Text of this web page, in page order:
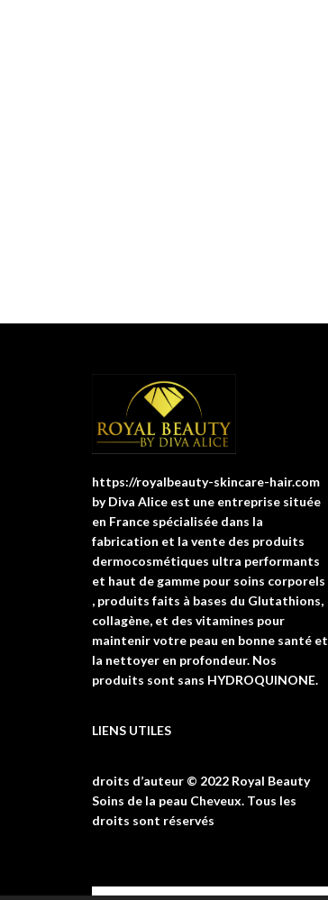
https://royalbeauty-skincare-hair.com
by Diva Alice est une entreprise située
en France spécialisée dans la
fabrication et la vente des produits
dermocosmétiques ultra performants
et haut de gamme pour soins corporels
, produits faits à bases du Glutathions,
collagène, et des vitamines pour
maintenir votre peau en bonne santé et
la nettoyer en profondeur. Nos
produits sont sans HYDROQUINONE.
LIENS UTILES
droits d’auteur © 2022 Royal Beauty
Soins de la peau Cheveux. Tous les
droits sont réservés